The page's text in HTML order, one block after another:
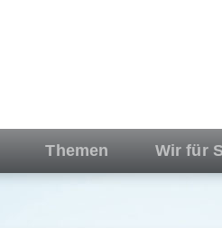
Themen Wir für